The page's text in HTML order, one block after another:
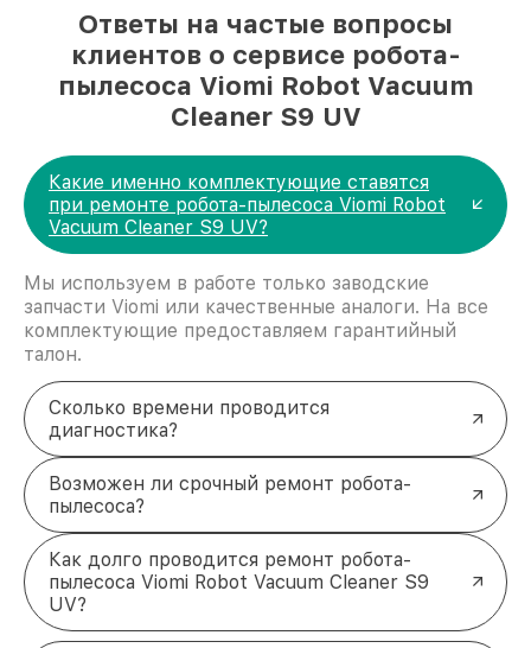
Ответы на частые вопросы
клиентов о сервисе робота-
пылесоса Viomi Robot Vacuum
Cleaner S9 UV
Какие именно комплектующие ставятся
при ремонте робота-пылесоса Viomi Robot
Vacuum Cleaner S9 UV?
Мы используем в работе только заводские
запчасти Viomi или качественные аналоги. На все
комплектующие предоставляем гарантийный
талон.
Сколько времени проводится
диагностика?
Возможен ли срочный ремонт робота-
пылесоса?
Как долго проводится ремонт робота-
пылесоса Viomi Robot Vacuum Cleaner S9
UV?